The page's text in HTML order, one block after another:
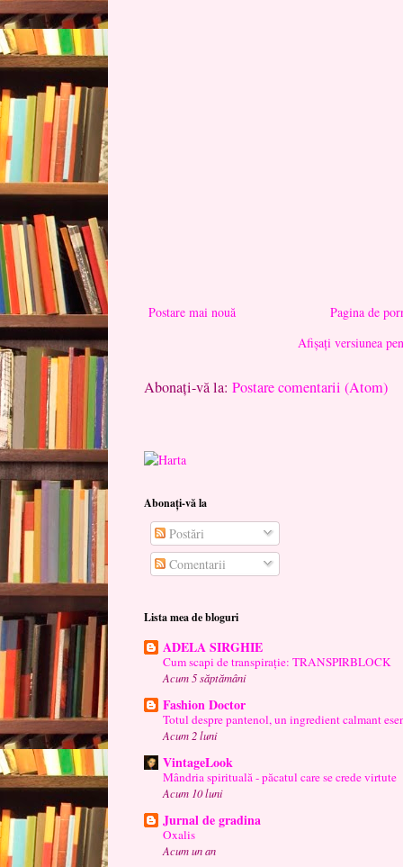
Postare mai nouă
Pagina de
Afișați versiunea
Abonați-vă la: Postare comentarii (Atom)
Abonați-vă la
Postări
Comentarii
Lista mea de bloguri
ADELA SIRGHIE
Cum scapi de transpirație: TRANSPIRBLOCK
Acum 5 săptămâni
Fashion Doctor
Totul despre pantenol, un ingredient calmant
Acum 2 luni
VintageLook
Mândria spirituală - păcatul care se crede virtute
Acum 10 luni
Jurnal de gradina
Oxalis
Acum un an